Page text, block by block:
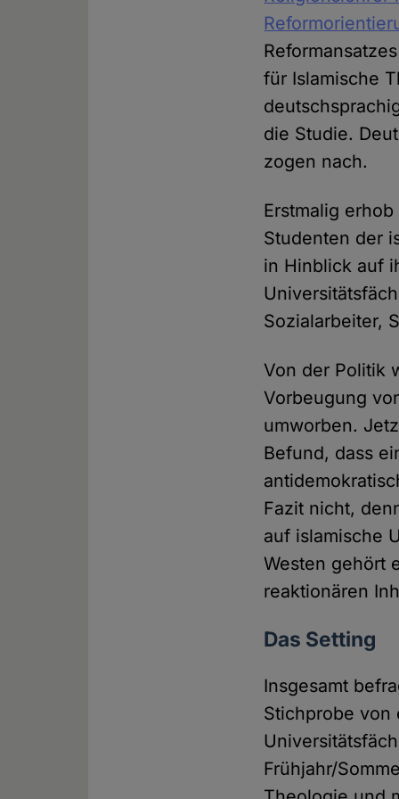
für Islamische
die Studie.
zogen nach.
Erstmalig
Studenten der
in Hinblick auf
Sozialarbeiter,
Von der Politik
Vorbeugung
umworben.
Befund, dass
Fazit nicht,
auf islamische
Westen gehört
reaktionären
Das Setting
Insgesamt
Stichprobe von
Frühjahr/